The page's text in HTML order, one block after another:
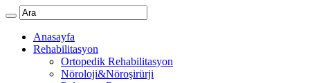
Anasayfa
Rehabilitasyon
Ortopedik Rehabilitasyon
Nöroloji&Nöroşirürji